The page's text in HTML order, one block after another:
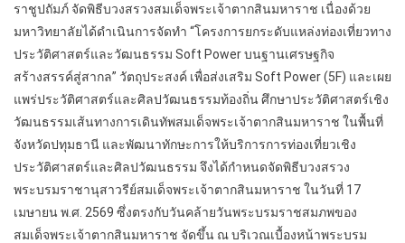
ราชูปถัมภ์ จัดพิธีบวงสรวงสมเด็จพระเจ้าตากสินมหาราช เนื่องด้วย
มหาวิทยาลัยได้ดำเนินการจัดทำ “โครงการยกระดับแหล่งท่องเที่ยวทาง
ประวัติศาสตร์และวัฒนธรรม Soft Power บนฐานเศรษฐกิจ
สร้างสรรค์สู่สากล” วัตถุประสงค์ เพื่อส่งเสริม Soft Power (5F) และเผย
แพร่ประวัติศาสตร์และศิลปวัฒนธรรมท้องถิ่น ศึกษาประวัติศาสตร์เชิง
วัฒนธรรมเส้นทางการเดินทัพสมเด็จพระเจ้าตากสินมหาราช ในพื้นที่
จังหวัดปทุมธานี และพัฒนาทักษะการให้บริการการท่องเที่ยวเชิง
ประวัติศาสตร์และศิลปวัฒนธรรม จึงได้กำหนดจัดพิธีบวงสรวง
พระบรมราชานุสาวรีย์สมเด็จพระเจ้าตากสินมหาราช ในวันที่ 17
เมษายน พ.ศ. 2569 ซึ่งตรงกับวันคล้ายวันพระบรมราชสมภพของ
สมเด็จพระเจ้าตากสินมหาราช จัดขึ้น ณ บริเวณเบื้องหน้าพระบรม